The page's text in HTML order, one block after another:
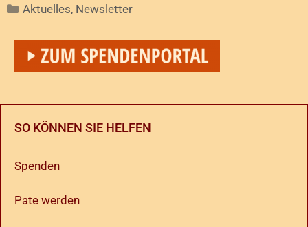
Aktuelles, Newsletter
SO KÖNNEN SIE HELFEN
Spenden
Pate werden